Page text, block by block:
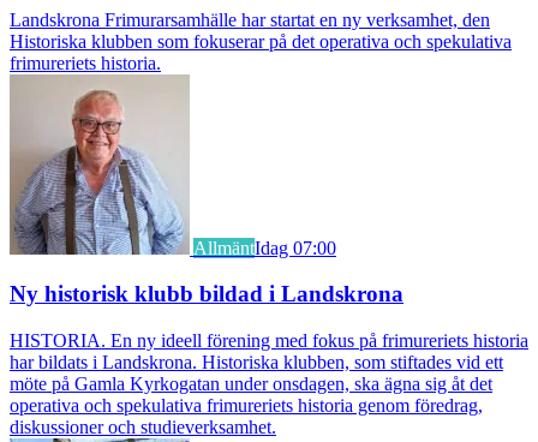
Landskrona Frimurarsamhälle har startat en ny verksamhet, den
Historiska klubben som fokuserar på det operativa och spekulativa
frimureriets historia.
AllmäntIdag 07:00
Ny historisk klubb bildad i Landskrona
HISTORIA. En ny ideell förening med fokus på frimureriets historia
har bildats i Landskrona. Historiska klubben, som stiftades vid ett
möte på Gamla Kyrkogatan under onsdagen, ska ägna sig åt det
operativa och spekulativa frimureriets historia genom föredrag,
diskussioner och studieverksamhet.